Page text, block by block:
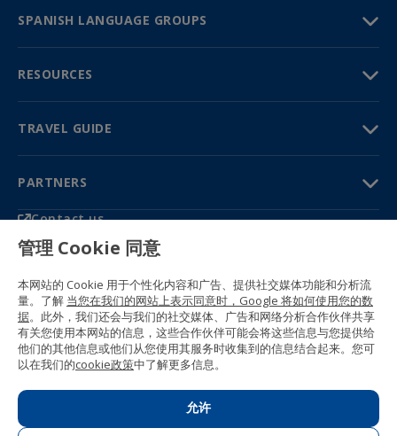
SPANISH LANGUAGE GROUPS
RESOURCES
TRAVEL GUIDE
PARTNERS
Contact us
Prices & brochures
(+34) 91 594 37 76
28002 Madrid, Spain
Sitemap
General conditions
Privacy policy
Cookie policy
© 1989 -2026 Ideal Education Group S.L.
(CIF B-79946729) All rights reserved.
Legal notice
管理 Cookie 同意
本网站的 Cookie 用于个性化内容和广告、提供社交媒体功能和分析流
量。了解 当您在我们的网站上表示同意时，Google 将如何使用您的数
据。此外，我们还会与我们的社交媒体、广告和网络分析合作伙伴共享
有关您使用本网站的信息，这些合作伙伴可能会将这些信息与您提供给
他们的其他信息或他们从您使用其服务时收集到的信息结合起来。您可
以在我们的cookie政策中了解更多信息。
允许